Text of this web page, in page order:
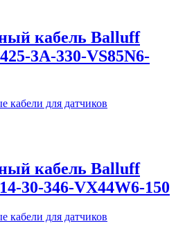
кабель Balluff
3A-330-VS85N6-
кабели для датчиков
кабель Balluff
30-346-VX44W6-150
кабели для датчиков